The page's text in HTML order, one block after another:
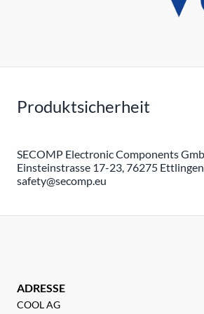
Produktsicherheit
SECOMP Electronic Components
Einsteinstrasse 17-23, 76275
safety@secomp.eu
ADRESSE
COOL AG